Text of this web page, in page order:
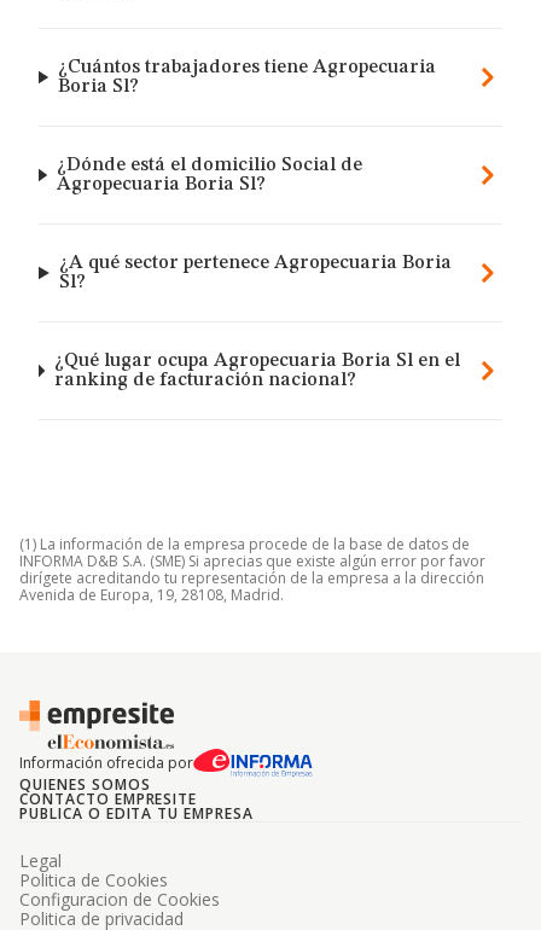
¿Cuántos trabajadores tiene Agropecuaria
Boria Sl?
¿Dónde está el domicilio Social de
Agropecuaria Boria Sl?
¿A qué sector pertenece Agropecuaria Boria
Sl?
¿Qué lugar ocupa Agropecuaria Boria Sl en el
ranking de facturación nacional?
(1) La información de la empresa procede de la base de datos de
INFORMA D&B S.A. (SME) Si aprecias que existe algún error por favor
dirígete acreditando tu representación de la empresa a la dirección
Avenida de Europa, 19, 28108, Madrid.
Información ofrecida por
QUIENES SOMOS
CONTACTO EMPRESITE
PUBLICA O EDITA TU EMPRESA
Legal
Politica de Cookies
Configuracion de Cookies
Politica de privacidad